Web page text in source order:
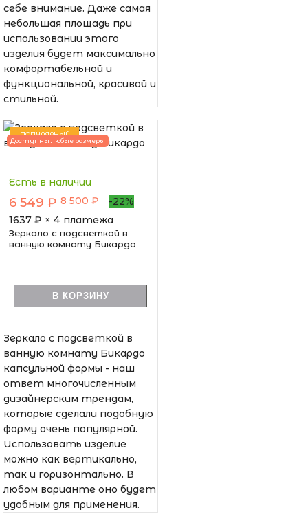
себе внимание. Даже самая
небольшая площадь при
использовании этого
изделия будет максимально
комфортабельной и
функциональной, красивой и
стильной.
ПОПУЛЯРНЫЙ
Доступны любые размеры
Есть в наличии
6 549 ₽ 8 500 ₽
-22%
1637 ₽ × 4 платежа
Зеркало с подсветкой в
ванную комнату Бикардо
В КОРЗИНУ
Зеркало с подсветкой в
ванную комнату Бикардо
капсульной формы - наш
ответ многочисленным
дизайнерским трендам,
которые сделали подобную
форму очень популярной.
Использовать изделие
можно как вертикально,
так и горизонтально. В
любом варианте оно будет
удобным для применения.